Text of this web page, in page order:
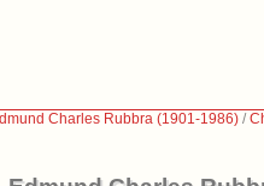
Charles Rubbra (1901-1986) /